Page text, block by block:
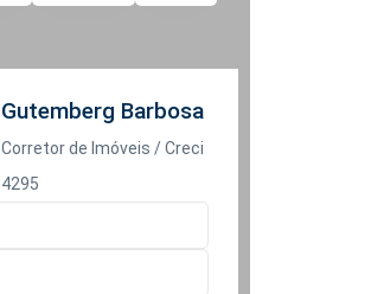
Gutemberg Barbosa
Corretor de Imóveis / Creci
4295